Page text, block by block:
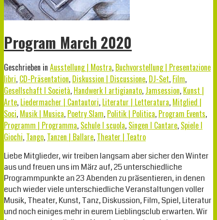
Program March 2020
Geschrieben in Ausstellung | Mostra, Buchvorstellung | Presentazione
libri, CD-Präsentation, Diskussion | Discussione, DJ-Set, Film,
Gesellschaft I Società, Handwerk I artigianato, Jamsession, Kunst |
Arte, Liedermacher | Cantautori, Literatur | Letteratura, Mitglied |
Soci, Musik | Musica, Poetry Slam, Politik | Politica, Program Events,
Programm | Programma, Schule I scuola, Singen I Cantare, Spiele I
Giochi, Tango, Tanzen | Ballare, Theater | Teatro
Liebe Mitglieder, wir treiben langsam aber sicher den Winter
aus und freuen uns im März auf, 25 unterschiedliche
Programmpunkte an 23 Abenden zu präsentieren, in denen
euch wieder viele unterschiedliche Veranstaltungen voller
Musik, Theater, Kunst, Tanz, Diskussion, Film, Spiel, Literatur
und noch einiges mehr in eurem Lieblingsclub erwarten. Wir